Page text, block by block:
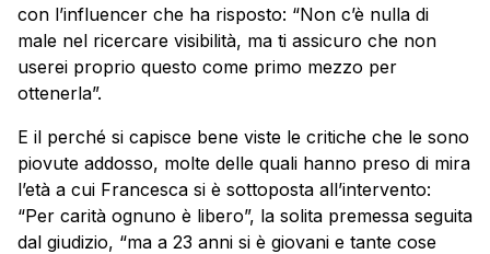
con l’influencer che ha risposto: “Non c’è nulla di
male nel ricercare visibilità, ma ti assicuro che non
userei proprio questo come primo mezzo per
ottenerla”.
E il perché si capisce bene viste le critiche che le sono
piovute addosso, molte delle quali hanno preso di mira
l’età a cui Francesca si è sottoposta all’intervento:
“Per carità ognuno è libero”, la solita premessa seguita
dal giudizio, “ma a 23 anni si è giovani e tante cose